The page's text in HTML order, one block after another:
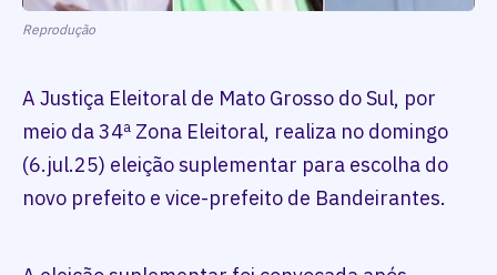
Reprodução
A Justiça Eleitoral de Mato Grosso do Sul, por
meio da 34ª Zona Eleitoral, realiza no domingo
(6.jul.25) eleição suplementar para escolha do
novo prefeito e vice-prefeito de Bandeirantes.